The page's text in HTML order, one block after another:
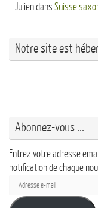
Juliendans Suisse
Notre site est
Abonnez-vous ...
Entrez votre adresse
notification de chaque
Adresse